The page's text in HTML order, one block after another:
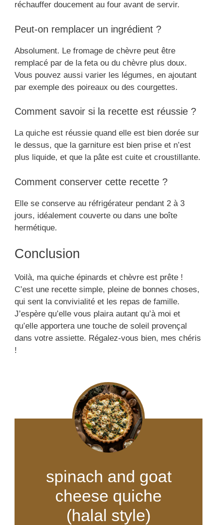
réchauffer doucement au four avant de servir.
Peut-on remplacer un ingrédient ?
Absolument. Le fromage de chèvre peut être
remplacé par de la feta ou du chèvre plus doux.
Vous pouvez aussi varier les légumes, en ajoutant
par exemple des poireaux ou des courgettes.
Comment savoir si la recette est réussie ?
La quiche est réussie quand elle est bien dorée sur
le dessus, que la garniture est bien prise et n’est
plus liquide, et que la pâte est cuite et croustillante.
Comment conserver cette recette ?
Elle se conserve au réfrigérateur pendant 2 à 3
jours, idéalement couverte ou dans une boîte
hermétique.
Conclusion
Voilà, ma quiche épinards et chèvre est prête !
C’est une recette simple, pleine de bonnes choses,
qui sent la convivialité et les repas de famille.
J’espère qu’elle vous plaira autant qu’à moi et
qu’elle apportera une touche de soleil provençal
dans votre assiette. Régalez-vous bien, mes chéris
!
spinach and goat
cheese quiche
(halal style)